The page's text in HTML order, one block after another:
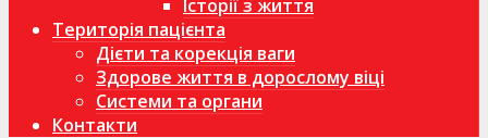
Історії з життя
Територія пацієнта
Дієти та корекція ваги
Здорове життя в дорослому віці
Системи та органи
Контакти